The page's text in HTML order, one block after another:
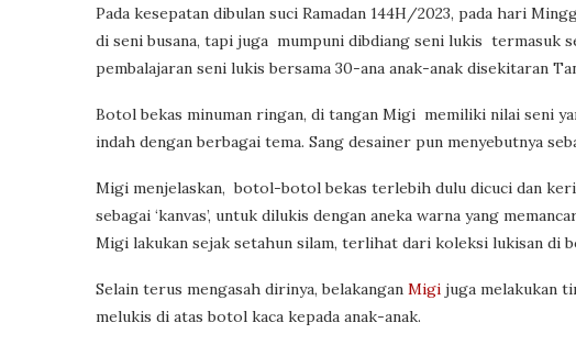
Pada kesepatan dibulan suci Ramadan 144H/2023, pada hari
di seni busana, tapi juga mumpuni dibdiang seni lukis termasuk
pembalajaran seni lukis bersama 30-ana anak-anak disekitaran
Botol bekas minuman ringan, di tangan Migi memiliki nilai seni
indah dengan berbagai tema. Sang desainer pun menyebutnya
Migi menjelaskan, botol-botol bekas terlebih dulu dicuci dan
sebagai ‘kanvas’, untuk dilukis dengan aneka warna yang
Migi lakukan sejak setahun silam, terlihat dari koleksi lukisan di
Selain terus mengasah dirinya, belakangan Migi juga melakukan
melukis di atas botol kaca kepada anak-anak.